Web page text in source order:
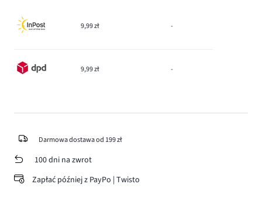
9,99 zł -
9,99 zł -
Darmowa dostawa od 199 zł
100 dni na zwrot
Zapłać później z PayPo | Twisto